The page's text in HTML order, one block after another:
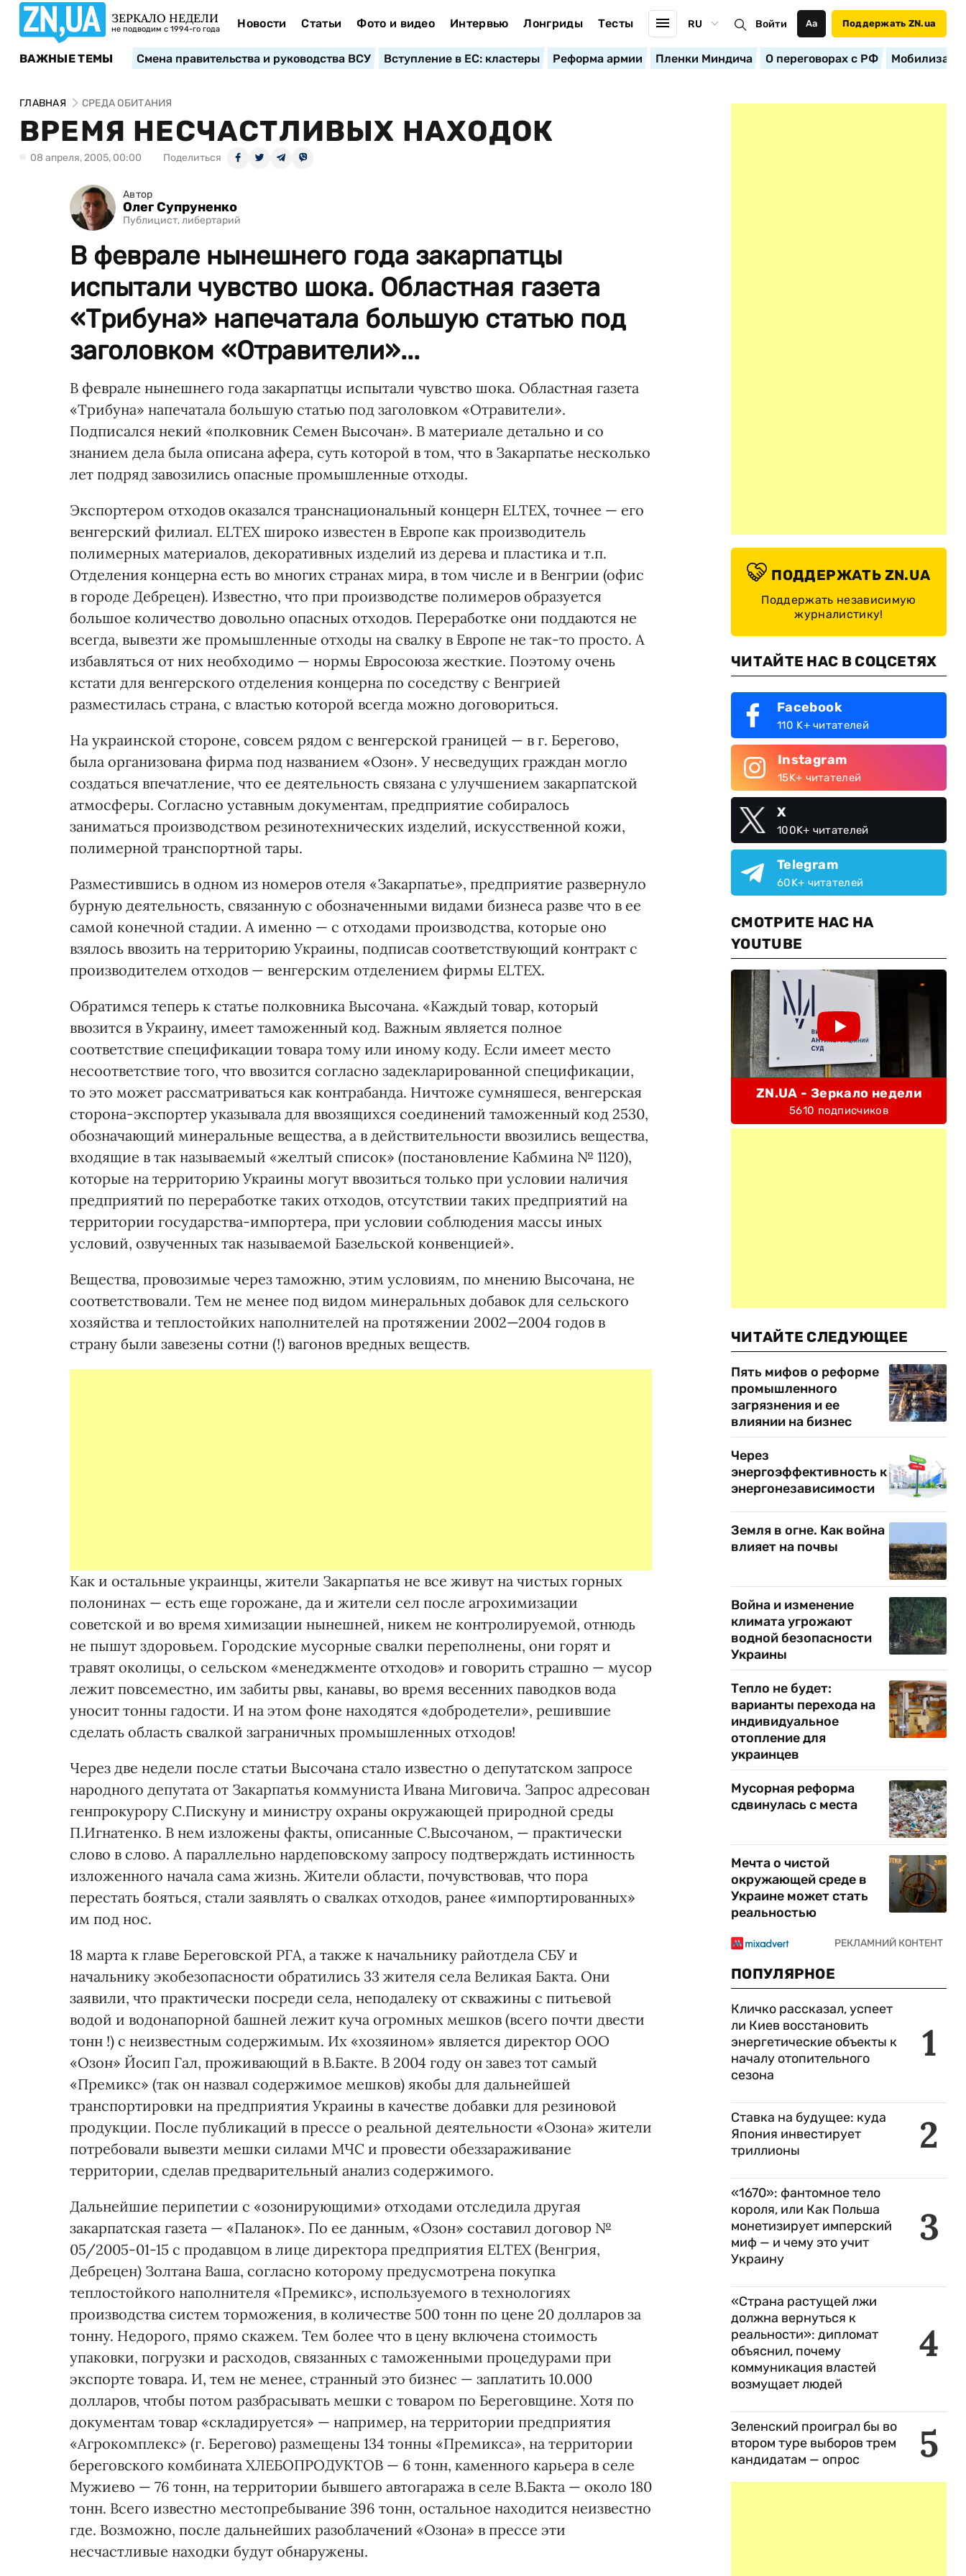
ЗЕРКАЛО НЕДЕЛИ
не подводим с 1994-го года Новости Статьи Фото и видео Интервью Лонгриды Тесты RU Войти Аа Поддержать ZN.ua
ВАЖНЫЕ ТЕМЫ Смена правительства и руководства ВСУ Вступление в ЕС: кластеры Реформа армии Пленки Миндича О переговорах с РФ
ГЛАВНАЯ СРЕДА ОБИТАНИЯ
ВРЕМЯ НЕСЧАСТЛИВЫХ НАХОДОК
08 апреля, 2005, 00:00 Поделиться
Автор
Олег Супруненко
Публицист, либертарий
В феврале нынешнего года закарпатцы
испытали чувство шока. Областная газета
«Трибуна» напечатала большую статью под
заголовком «Отравители»...
В феврале нынешнего года закарпатцы испытали чувство шока. Областная газета
«Трибуна» напечатала большую статью под заголовком «Отравители».
Подписался некий «полковник Семен Высочан». В материале детально и со
знанием дела была описана афера, суть которой в том, что в Закарпатье несколько
лет подряд завозились опасные промышленные отходы.
Экспортером отходов оказался транснациональный концерн ELTEX, точнее — его
венгерский филиал. ELTEX широко известен в Европе как производитель
полимерных материалов, декоративных изделий из дерева и пластика и т.п.
Отделения концерна есть во многих странах мира, в том числе и в Венгрии (офис
в городе Дебрецен). Известно, что при производстве полимеров образуется
большое количество довольно опасных отходов. Переработке они поддаются не
всегда, вывезти же промышленные отходы на свалку в Европе не так-то просто. А
избавляться от них необходимо — нормы Евросоюза жесткие. Поэтому очень
кстати для венгерского отделения концерна по соседству с Венгрией
разместилась страна, с властью которой всегда можно договориться.
На украинской стороне, совсем рядом с венгерской границей — в г. Берегово,
была организована фирма под названием «Озон». У несведущих граждан могло
создаться впечатление, что ее деятельность связана с улучшением закарпатской
атмосферы. Согласно уставным документам, предприятие собиралось
заниматься производством резинотехнических изделий, искусственной кожи,
полимерной транспортной тары.
Разместившись в одном из номеров отеля «Закарпатье», предприятие развернуло
бурную деятельность, связанную с обозначенными видами бизнеса разве что в ее
самой конечной стадии. А именно — с отходами производства, которые оно
взялось ввозить на территорию Украины, подписав соответствующий контракт с
производителем отходов — венгерским отделением фирмы ELTEX.
Обратимся теперь к статье полковника Высочана. «Каждый товар, который
ввозится в Украину, имеет таможенный код. Важным является полное
соответствие спецификации товара тому или иному коду. Если имеет место
несоответствие того, что ввозится согласно задекларированной спецификации,
то это может рассматриваться как контрабанда. Ничтоже сумняшеся, венгерская
сторона-экспортер указывала для ввозящихся соединений таможенный код 2530,
обозначающий минеральные вещества, а в действительности ввозились вещества,
входящие в так называемый «желтый список» (постановление Кабмина № 1120),
которые на территорию Украины могут ввозиться только при условии наличия
предприятий по переработке таких отходов, отсутствии таких предприятий на
территории государства-импортера, при условии соблюдения массы иных
условий, озвученных так называемой Базельской конвенцией».
Вещества, провозимые через таможню, этим условиям, по мнению Высочана, не
соответствовали. Тем не менее под видом минеральных добавок для сельского
хозяйства и теплостойких наполнителей на протяжении 2002—2004 годов в
страну были завезены сотни (!) вагонов вредных веществ.
Как и остальные украинцы, жители Закарпатья не все живут на чистых горных
полонинах — есть еще горожане, да и жители сел после агрохимизации
советской и во время химизации нынешней, никем не контролируемой, отнюдь
не пышут здоровьем. Городские мусорные свалки переполнены, они горят и
травят околицы, о сельском «менеджменте отходов» и говорить страшно — мусор
лежит повсеместно, им забиты рвы, канавы, во время весенних паводков вода
уносит тонны гадости. И на этом фоне находятся «добродетели», решившие
сделать область свалкой заграничных промышленных отходов!
Через две недели после статьи Высочана стало известно о депутатском запросе
народного депутата от Закарпатья коммуниста Ивана Миговича. Запрос адресован
генпрокурору С.Пискуну и министру охраны окружающей природной среды
П.Игнатенко. В нем изложены факты, описанные С.Высочаном, — практически
слово в слово. А параллельно нардеповскому запросу подтверждать истинность
изложенного начала сама жизнь. Жители области, почувствовав, что пора
перестать бояться, стали заявлять о свалках отходов, ранее «импортированных»
им под нос.
18 марта к главе Береговской РГА, а также к начальнику райотдела СБУ и
начальнику экобезопасности обратились 33 жителя села Великая Бакта. Они
заявили, что практически посреди села, неподалеку от скважины с питьевой
водой и водонапорной башней лежит куча огромных мешков (всего почти двести
тонн !) с неизвестным содержимым. Их «хозяином» является директор ООО
«Озон» Йосип Гал, проживающий в В.Бакте. В 2004 году он завез тот самый
«Премикс» (так он назвал содержимое мешков) якобы для дальнейшей
транспортировки на предприятия Украины в качестве добавки для резиновой
продукции. После публикаций в прессе о реальной деятельности «Озона» жители
потребовали вывезти мешки силами МЧС и провести обеззараживание
территории, сделав предварительный анализ содержимого.
Дальнейшие перипетии с «озонирующими» отходами отследила другая
закарпатская газета — «Паланок». По ее данным, «Озон» составил договор №
05/2005-01-15 с продавцом в лице директора предприятия ЕLTEX (Венгрия,
Дебрецен) Золтана Ваша, согласно которому предусмотрена покупка
теплостойкого наполнителя «Премикс», используемого в технологиях
производства систем торможения, в количестве 500 тонн по цене 20 долларов за
тонну. Недорого, прямо скажем. Тем более что в цену включена стоимость
упаковки, погрузки и расходов, связанных с таможенными процедурами при
экспорте товара. И, тем не менее, странный это бизнес — заплатить 10.000
долларов, чтобы потом разбрасывать мешки с товаром по Береговщине. Хотя по
документам товар «складируется» — например, на территории предприятия
«Агрокомплекс» (г. Берегово) размещены 134 тонны «Премикса», на территории
береговского комбината ХЛЕБОПРОДУКТОВ — 6 тонн, каменного карьера в селе
Мужиево — 76 тонн, на территории бывшего автогаража в селе В.Бакта — около 180
тонн. Всего известно местопребывание 396 тонн, остальное находится неизвестно
где. Возможно, после дальнейших разоблачений «Озона» в прессе эти
несчастливые находки будут обнаружены.
ПОДДЕРЖАТЬ ZN.UA
Поддержать независимую
журналистику!
ЧИТАЙТЕ НАС В СОЦСЕТЯХ
Facebook
110 K+ читателей
Instagram
15K+ читателей
X
100K+ читателей
Telegram
60K+ читателей
СМОТРИТЕ НАС НА
YOUTUBE
ZN.UA - Зеркало недели
5610 подписчиков
ЧИТАЙТЕ СЛЕДУЮЩЕЕ
Пять мифов о реформе
промышленного
загрязнения и ее
влиянии на бизнес
Через
энергоэффективность к
энергонезависимости
Земля в огне. Как война
влияет на почвы
Война и изменение
климата угрожают
водной безопасности
Украины
Тепло не будет:
варианты перехода на
индивидуальное
отопление для
украинцев
Мусорная реформа
сдвинулась с места
Мечта о чистой
окружающей среде в
Украине может стать
реальностью
ПОПУЛЯРНОЕ
1
Кличко рассказал, успеет
ли Киев восстановить
энергетические объекты к
началу отопительного
сезона
2
Ставка на будущее: куда
Япония инвестирует
триллионы
3
«1670»: фантомное тело
короля, или Как Польша
монетизирует имперский
миф — и чему это учит
Украину
4
«Страна растущей лжи
должна вернуться к
реальности»: дипломат
объяснил, почему
коммуникация властей
возмущает людей
5
Зеленский проиграл бы во
втором туре выборов трем
кандидатам — опрос